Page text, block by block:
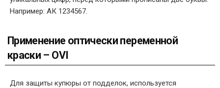
Например: АК 1234567.
Применение оптически переменной
краски – OVI
Для защиты купюры от подделок, используется